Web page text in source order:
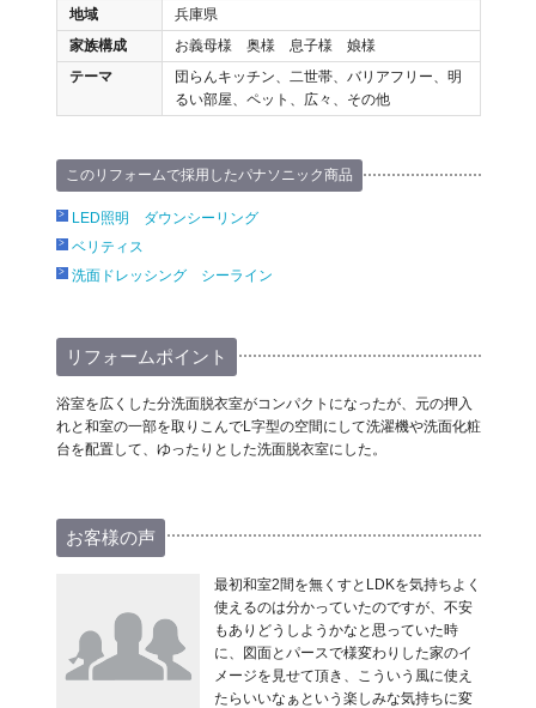
地域
兵庫県
家族構成
お義母様 奥様 息子様 娘様
テーマ
団らんキッチン、二世帯、バリアフリー、明
るい部屋、ペット、広々、その他
このリフォームで採用したパナソニック商品
LED照明 ダウンシーリング
ベリティス
洗面ドレッシング シーライン
リフォームポイント
浴室を広くした分洗面脱衣室がコンパクトになったが、元の押入
れと和室の一部を取りこんでL字型の空間にして洗濯機や洗面化粧
台を配置して、ゆったりとした洗面脱衣室にした。
お客様の声
最初和室2間を無くすとLDKを気持ちよく
使えるのは分かっていたのですが、不安
もありどうしようかなと思っていた時
に、図面とパースで様変わりした家のイ
メージを見せて頂き、こういう風に使え
たらいいなぁという楽しみな気持ちに変